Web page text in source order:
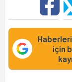
için